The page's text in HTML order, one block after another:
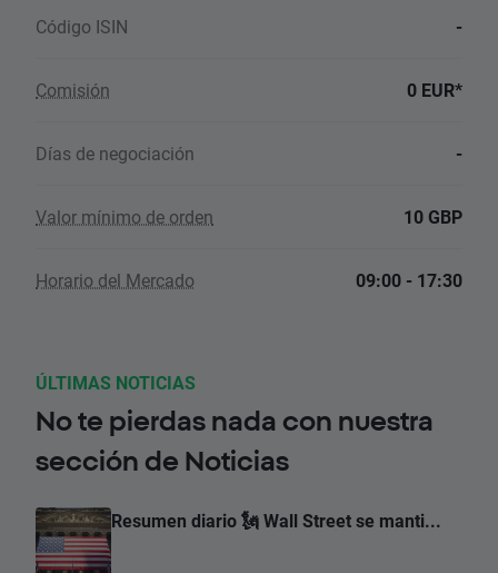
Código ISIN -
Comisión 0 EUR*
Días de negociación -
Valor mínimo de orden 10 GBP
Horario del Mercado 09:00 - 17:30
ÚLTIMAS NOTICIAS
No te pierdas nada con nuestra
sección de Noticias
Resumen diario 🗽 Wall Street se manti...